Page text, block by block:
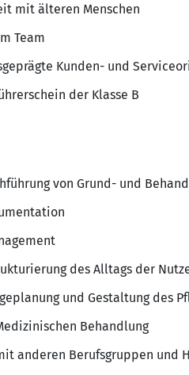
mit älteren Menschen
Team
Kunden- und
der Klasse B
von Grund- und
des Alltags der
und Gestaltung des
Behandlung
anderen Berufsgruppen und